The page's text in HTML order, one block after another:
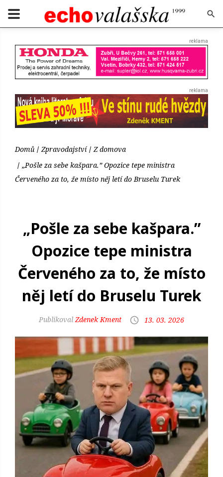
Domů Zpravodajství
Z domova
„Pošle za sebe kašpara.” Opozice tepe ministra
Červeného za to, že místo něj letí do Bruselu Turek
„Pošle za sebe kašpara.”
Opozice tepe ministra
Červeného za to, že místo
něj letí do Bruselu Turek
Zdenek Kment 13. 03. 2026